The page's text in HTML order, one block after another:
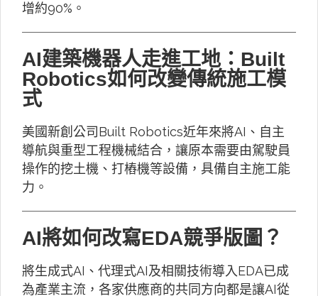
增約90%。
AI建築機器人走進工地：Built
Robotics如何改變傳統施工模
式
美國新創公司Built Robotics近年來將AI、自主
導航與重型工程機械結合，讓原本需要由駕駛員
操作的挖土機、打樁機等設備，具備自主施工能
力。
AI將如何改寫EDA競爭版圖？
將生成式AI、代理式AI及相關技術導入EDA已成
為產業主流，各家供應商的共同方向都是讓AI從